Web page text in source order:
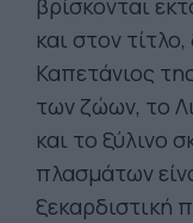
βρίσκονται
και στον
Καπετάνιος
των ζώων, το
και το ξύλινο
πλασμάτων
ξεκαρδιστική